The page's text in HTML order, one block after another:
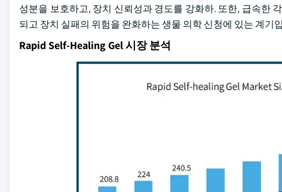
성분을 보호하고, 장치 신뢰성과 경도를 강화하. 또한, 급속한
되고 장치 실패의 위험을 완화하는 생물 의학 신청에 있는 계기
Rapid Self-Healing Gel 시장 분석